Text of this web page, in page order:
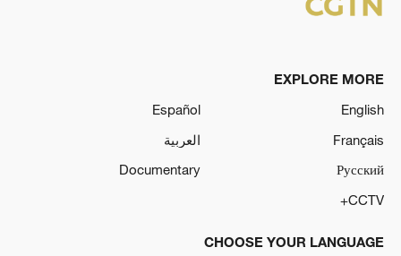
EXPLORE MORE
English
Español
Français
العربية
Русский
Documentary
CCTV+
CHOOSE YOUR LANGUAGE